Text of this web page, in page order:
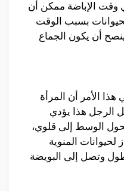
وقت الإباضة ممكن أن
بسبب الوقت
أن يكون الجماع
الأمر أن المرأة
الرجل هذا يؤدي
الوسط إلى قلوي،
لحيوانات المنوية
وتصل إلى البويضة